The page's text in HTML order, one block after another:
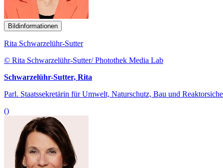
Bildinformationen
Rita Schwarzelühr-Sutter
© Rita Schwarzelühr-Sutter/ Photothek Media Lab
Schwarzelühr-Sutter, Rita
Parl. Staatssekretärin für Umwelt, Naturschutz, Bau und
()